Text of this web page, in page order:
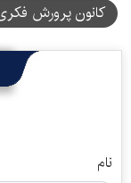
کانون پرورش
نام